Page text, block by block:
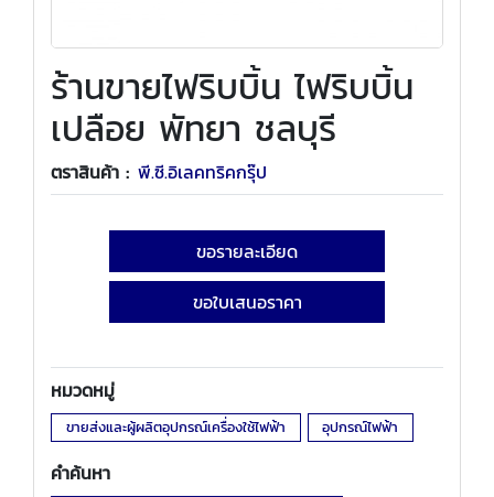
ร้านขายไฟริบบิ้น ไฟริบบิ้น
เปลือย พัทยา ชลบุรี
ตราสินค้า : พี.ซี.อิเลคทริคกรุ๊ป
ขอรายละเอียด
ขอใบเสนอราคา
หมวดหมู่
ขายส่งและผู้ผลิตอุปกรณ์เครื่องใช้ไฟฟ้า อุปกรณ์ไฟฟ้า
คำค้นหา